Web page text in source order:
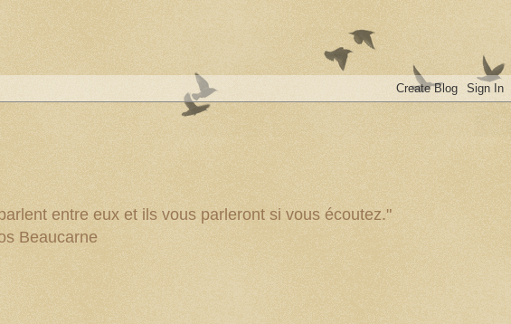
entre eux et ils vous parleront si vous écoutez."
Beaucarne